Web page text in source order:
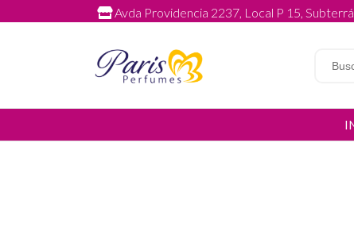
Avda Providencia 2237, Local P 15,